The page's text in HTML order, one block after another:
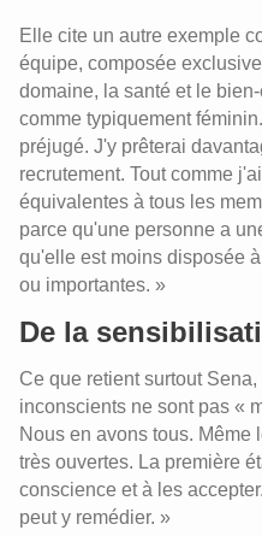
Elle cite un autre exemple
équipe, composée
domaine, la santé et le
comme typiquement
préjugé. J'y prêterai
recrutement. Tout comme
équivalentes à tous les
parce qu'une personne a
qu'elle est moins disposée
ou importantes. »
De la
Ce que retient surtout
inconscients ne sont pas «
Nous en avons tous.
très ouvertes. La première
conscience et à les
peut y remédier. »